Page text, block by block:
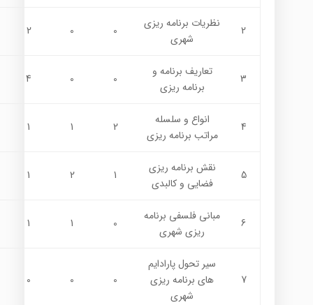
2
نظریات برنامه ریزی
شهری
0
0
2
3
تعاريف برنامه و
برنامه ريزي
0
0
4
4
انواع و سلسله
مراتب برنامه ريزي
2
1
1
5
نقش برنامه ريزي
فضايي و كالبدي
1
2
1
6
مباني فلسفي برنامه
ريزي شهري
0
1
1
7
سير تحول پارادايم
هاي برنامه ريزي
شهري
0
0
0